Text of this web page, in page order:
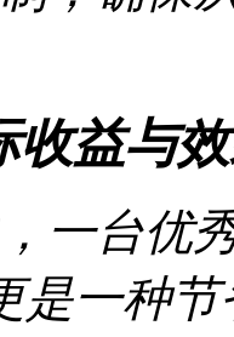
收益与
一台优
是一种